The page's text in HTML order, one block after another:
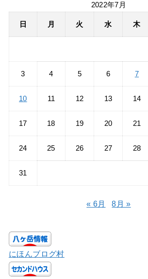
2022年7月
日 月 火 水 木
3 4 5 6 7
10 11 12 13 14
17 18 19 20 21
24 25 26 27 28
31
« 6月 8月 »
にほんブログ村